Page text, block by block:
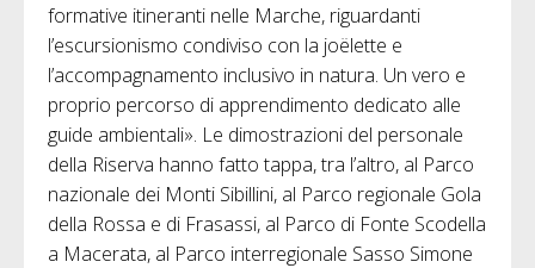
formative itineranti nelle Marche, riguardanti
l’escursionismo condiviso con la joëlette e
l’accompagnamento inclusivo in natura. Un vero e
proprio percorso di apprendimento dedicato alle
guide ambientali». Le dimostrazioni del personale
della Riserva hanno fatto tappa, tra l’altro, al Parco
nazionale dei Monti Sibillini, al Parco regionale Gola
della Rossa e di Frasassi, al Parco di Fonte Scodella
a Macerata, al Parco interregionale Sasso Simone